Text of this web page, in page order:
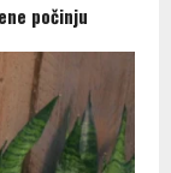
počinju